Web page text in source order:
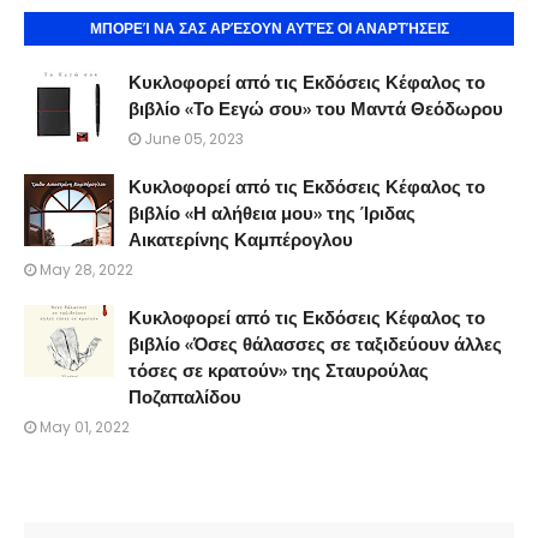
ΜΠΟΡΕΊ ΝΑ ΣΑΣ ΑΡΈΣΟΥΝ ΑΥΤΈΣ ΟΙ ΑΝΑΡΤΉΣΕΙΣ
Κυκλοφορεί από τις Εκδόσεις Κέφαλος το
βιβλίο «Το Εεγώ σου» του Μαντά Θεόδωρου
June 05, 2023
Κυκλοφορεί από τις Εκδόσεις Κέφαλος το
βιβλίο «Η αλήθεια μου» της Ίριδας
Αικατερίνης Καμπέρογλου
May 28, 2022
Κυκλοφορεί από τις Εκδόσεις Κέφαλος το
βιβλίο «Όσες θάλασσες σε ταξιδεύουν άλλες
τόσες σε κρατούν» της Σταυρούλας
Ποζαπαλίδου
May 01, 2022